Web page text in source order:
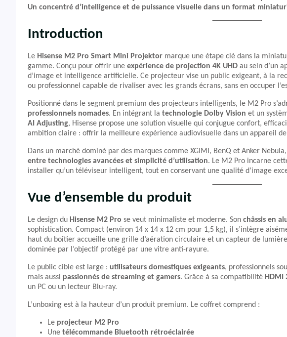
Un concentré d’intelligence et de puissance visuelle dans un format
Introduction
Le Hisense M2 Pro Smart Mini Projektor marque une étape clé dans la
gamme. Conçu pour offrir une expérience de projection 4K UHD au sein d’un
d’image et intelligence artificielle. Ce projecteur vise un public exigeant, à la
ou professionnel capable de rivaliser avec les grands écrans, sans en occuper
Positionné dans le segment premium des projecteurs intelligents, le M2 Pro
professionnels nomades. En intégrant la technologie Dolby Vision et un
AI Adjusting, Hisense propose une solution visuelle qui conjugue confort,
ambition claire : offrir la meilleure expérience audiovisuelle dans un appareil de
Dans un marché dominé par des marques comme XGIMI, BenQ et Anker
entre technologies avancées et simplicité d’utilisation. Le M2 Pro incarne
installer qu’un téléviseur intelligent, tout en conservant une qualité d’image
Vue d’ensemble du produit
Le design du Hisense M2 Pro se veut minimaliste et moderne. Son châssis en
sophistication. Compact (environ 14 x 14 x 12 cm pour 1,5 kg), il s’intègre
haut du boîtier accueille une grille d’aération circulaire et un capteur de
dominée par l’objectif protégé par une vitre anti-rayure.
Le public cible est large : utilisateurs domestiques exigeants, professionnels
mais aussi passionnés de streaming et gamers. Grâce à sa compatibilité HDMI
un PC ou un lecteur Blu-ray.
L’unboxing est à la hauteur d’un produit premium. Le coffret comprend :
Le projecteur M2 Pro
Une télécommande Bluetooth rétroéclairée